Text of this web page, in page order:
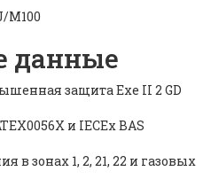
M100
данные
защита Exe II 2 GD
и IECEx BAS
в зонах 1, 2, 21, 22 и газовых